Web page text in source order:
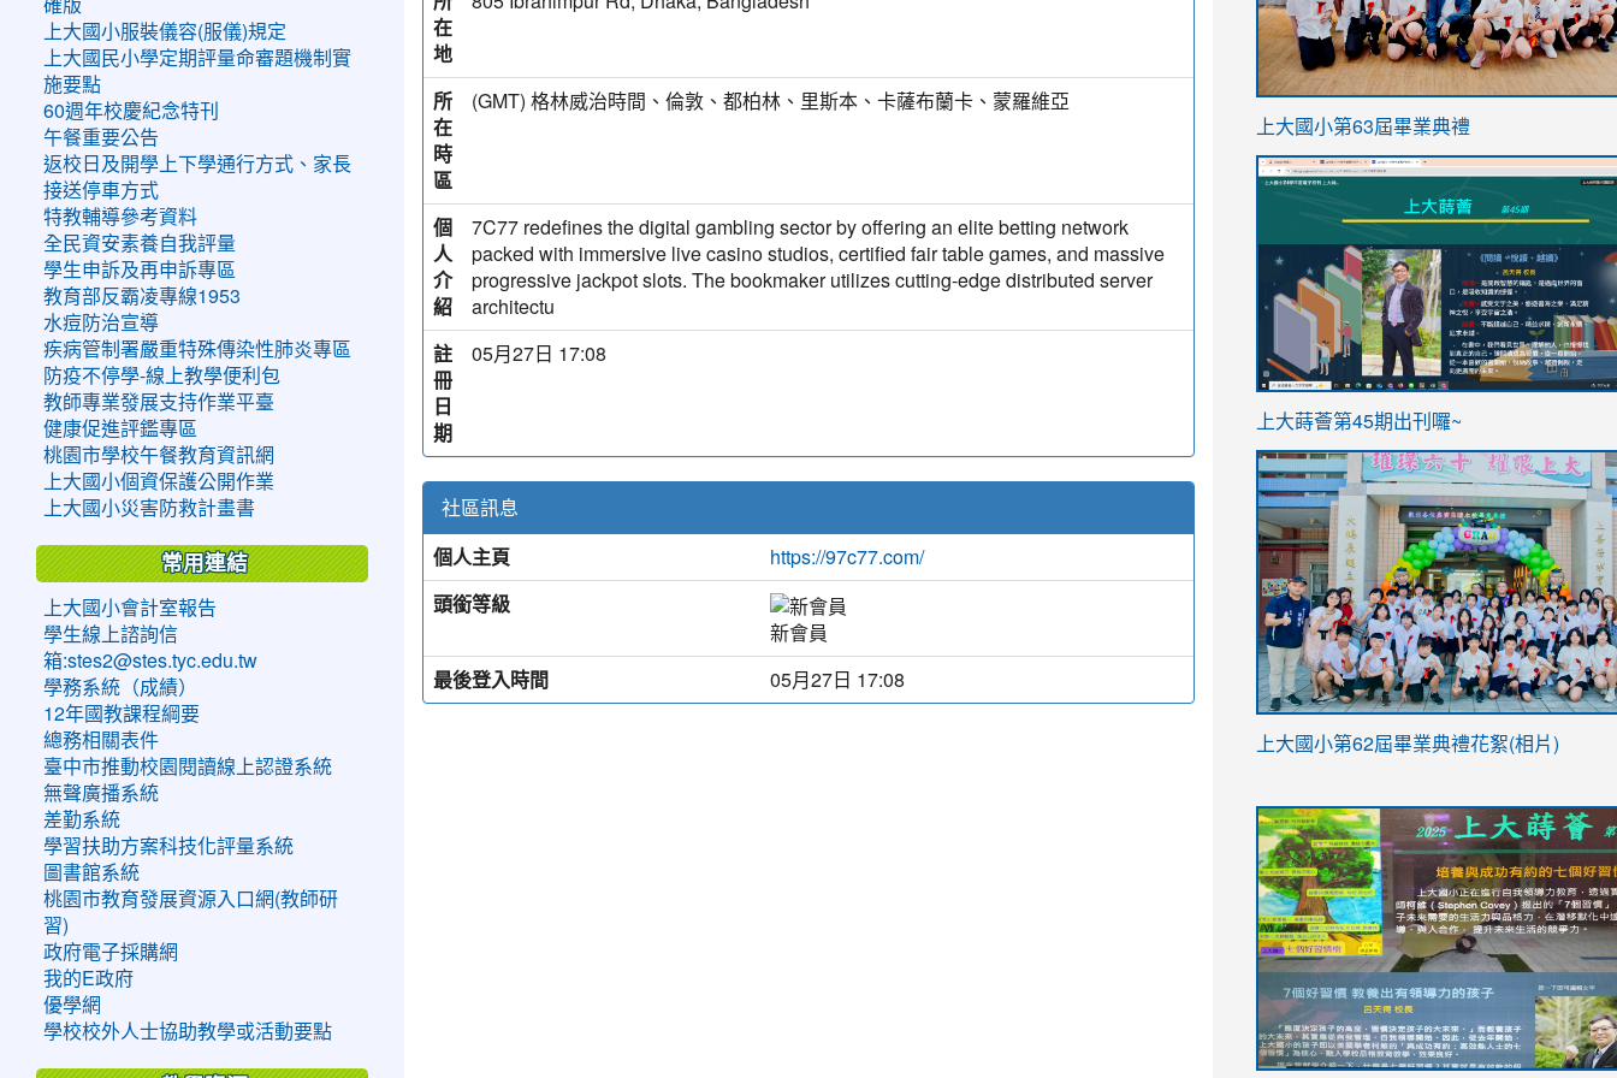
在
地
所
在
時
區
(GMT) 格林威治時間、倫敦、都柏林、里斯本、卡薩布蘭卡、蒙羅維亞
個
人
介
紹
7C77 redefines the digital gambling sector by offering an elite betting network
packed with immersive live casino studios, certified fair table games, and massive
progressive jackpot slots. The bookmaker utilizes cutting-edge distributed server
architectu
註
冊
日
期
05月27日 17:08
社區訊息
個人主頁
https://97c77.com/
頭銜等級
新會員
最後登入時間
05月27日 17:08
確版
上大國小服裝儀容(服儀)規定
上大國民小學定期評量命審題機制實
施要點
60週年校慶紀念特刊
午餐重要公告
返校日及開學上下學通行方式、家長
接送停車方式
特教輔導參考資料
全民資安素養自我評量
學生申訴及再申訴專區
教育部反霸凌專線1953
水痘防治宣導
疾病管制署嚴重特殊傳染性肺炎專區
防疫不停學-線上教學便利包
教師專業發展支持作業平臺
健康促進評鑑專區
桃園市學校午餐教育資訊網
上大國小個資保護公開作業
上大國小災害防救計畫書
常用連結
上大國小會計室報告
學生線上諮詢信
箱:stes2@stes.tyc.edu.tw
學務系統（成績）
12年國教課程綱要
總務相關表件
臺中市推動校園閱讀線上認證系統
無聲廣播系統
差勤系統
學習扶助方案科技化評量系統
圖書館系統
桃園市教育發展資源入口網(教師研
習)
政府電子採購網
我的E政府
優學網
學校校外人士協助教學或活動要點
link
https://sites.google.com/stes.tyc.edu.tw/
上大國小第63屆畢業典禮
link
ink
https://sites.google.com/stes.tyc.edu.tw/
link
https://sites.google.com/stes.tyc.edu.tw/
上大蒔薈第45期出刊囉~
link
YfDQppRvyMk686kIw6SBbssEIZ6WnT/
usp=sharing
上大國小第62屆畢業典禮花絮(相片)
to
https://drive.google.com/file/d/1I-
YfDQppRvyMk686kIw6SBbssEIZ6WnT/
usp=sharing
to
https://sites.google.com/stes.tyc.edu.tw/